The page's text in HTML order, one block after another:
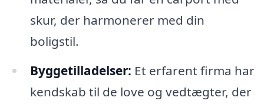
skur, der harmonerer med din
boligstil.
Byggetilladelser: Et erfarent firma har
kendskab til de love og vedtægter, der